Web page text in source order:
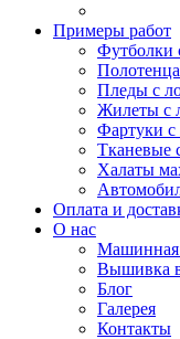
Примеры работ
Футболки
Пледы с
Жилеты с
Фартуки с
Тканевые
Халаты
Оплата и
О нас
Машинная
Вышивка
Блог
Галерея
Контакты